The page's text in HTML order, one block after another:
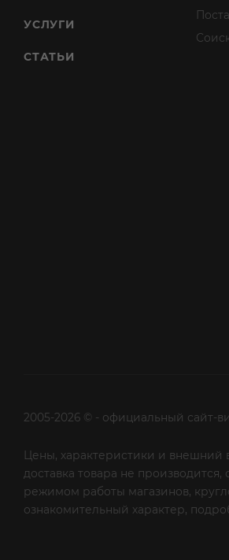
УСЛУГИ
СТАТЬИ
2005-2026 © - официальный сайт-
Цены, характеристики и внешний
доставка товара не
режимом работы магазинов,
ознакомительный характер,